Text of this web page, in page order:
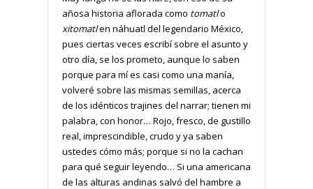
añosa historia aflorada como tomatlo
xitomatlen náhuatl del legendario México,
pues ciertas veces escribí sobre el asunto y
otro día, se los prometo, aunque lo saben
porque para mí es casi como una manía,
volveré sobre las mismas semillas, acerca
de los idénticos trajines del narrar; tienen mi
palabra, con honor… Rojo, fresco, de gustillo
real, imprescindible, crudo y ya saben
ustedes cómo más; porque si no la cachan
para qué seguir leyendo… Si una americana
de las alturas andinas salvó del hambre a